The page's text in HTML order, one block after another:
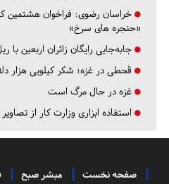
خراسان رضوی: فراخوان هشتمین
«حنجره های سرخ»
جابه‌جایی رایگان زائران اربعین
قحطی در غزه؛ شکر کیلویی هزار
غزه در حال مرگ است
استفاده ابزاری وزارت کار از
صفحه نخست مبشر صبح